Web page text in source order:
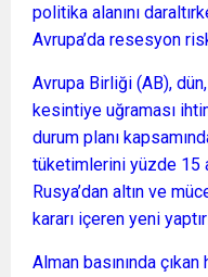
politika alanını
Avrupa’da resesyon
Avrupa Birliği (AB), dün,
kesintiye uğraması
durum planı
tüketimlerini yüzde 15
Rusya’dan altın ve
kararı içeren yeni
Alman basınında